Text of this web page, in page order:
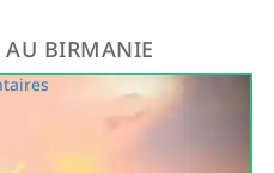
AU BIRMANIE